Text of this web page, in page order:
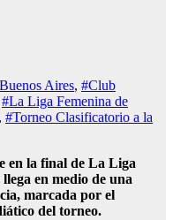
Aires, #Club
#La Liga Femenina de
#Torneo Clasificatorio a la
en la final de La Liga
en medio de una
marcada por el
del torneo.